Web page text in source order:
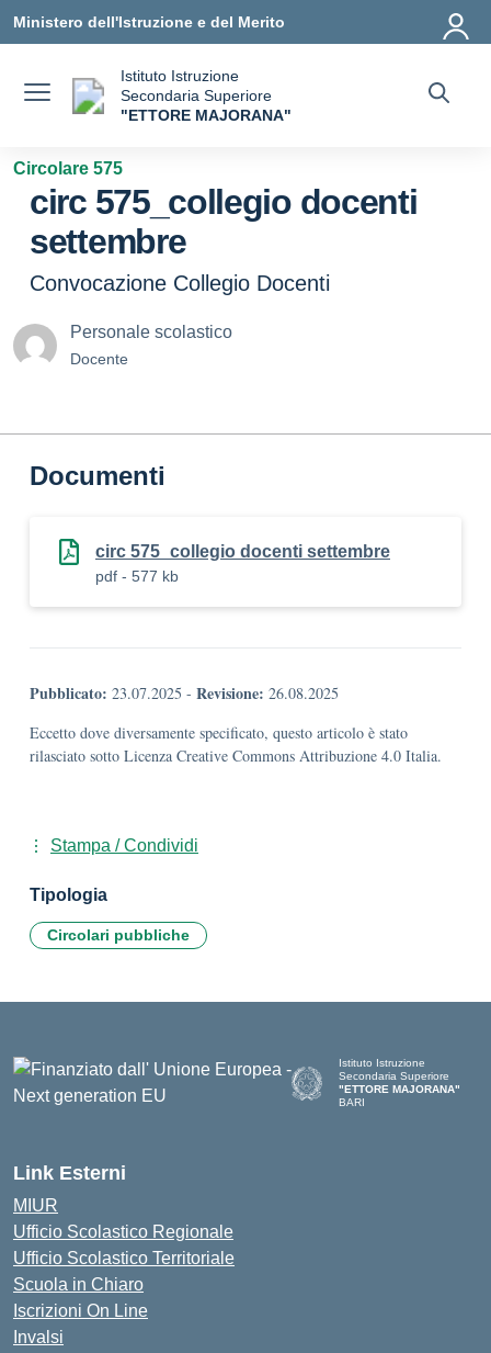
Ministero dell'Istruzione e del Merito
Istituto Istruzione
Secondaria Superiore
"ETTORE MAJORANA"
Circolare 575
circ 575_collegio docenti
settembre
Convocazione Collegio Docenti
Personale scolastico
Docente
Documenti
circ 575_collegio docenti settembre
pdf - 577 kb
Pubblicato: 23.07.2025 - Revisione: 26.08.2025
Eccetto dove diversamente specificato, questo articolo è stato
rilasciato sotto Licenza Creative Commons Attribuzione 4.0 Italia.
Stampa / Condividi
Tipologia
Circolari pubbliche
Istituto Istruzione
Secondaria Superiore
"ETTORE MAJORANA"
BARI
Link Esterni
MIUR
Ufficio Scolastico Regionale
Ufficio Scolastico Territoriale
Scuola in Chiaro
Iscrizioni On Line
Invalsi